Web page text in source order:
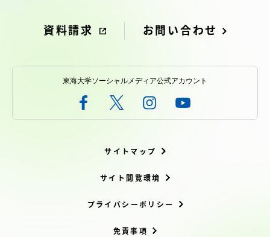
資料請求 お問い合わせ
東海大学ソーシャルメディア公式アカウント
サイトマップ
サイト閲覧環境
プライバシーポリシー
免責事項